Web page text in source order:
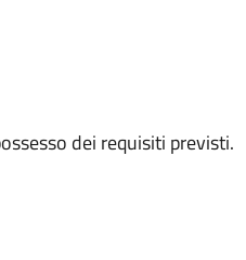
dei requisiti previsti.